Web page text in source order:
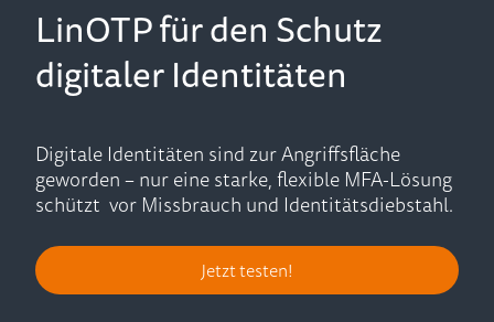
LinOTP für den Schutz
digitaler Identitäten
Digitale Identitäten sind zur Angriffsfläche
geworden – nur eine starke, flexible MFA-Lösung
schützt vor Missbrauch und Identitätsdiebstahl.
Jetzt testen!